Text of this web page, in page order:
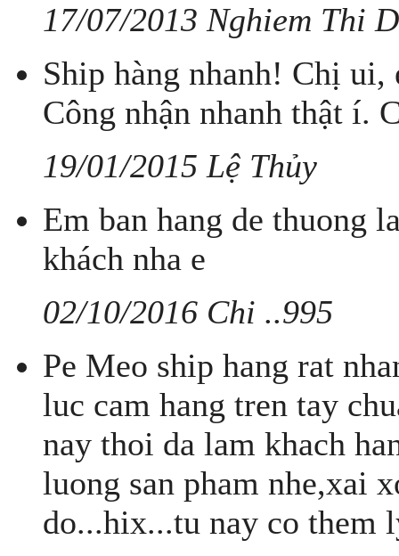
17/07/2013 Nghiem Thi
Ship hàng nhanh! Chị
Công nhận nhanh thật í.
19/01/2015 Lệ Thủy
Em ban hang de thuong
khách nha e
02/10/2016 Chi ..995
Pe Meo ship hang rat
luc cam hang tren tay
nay thoi da lam khach
luong san pham nhe,xai
do...hix...tu nay co them